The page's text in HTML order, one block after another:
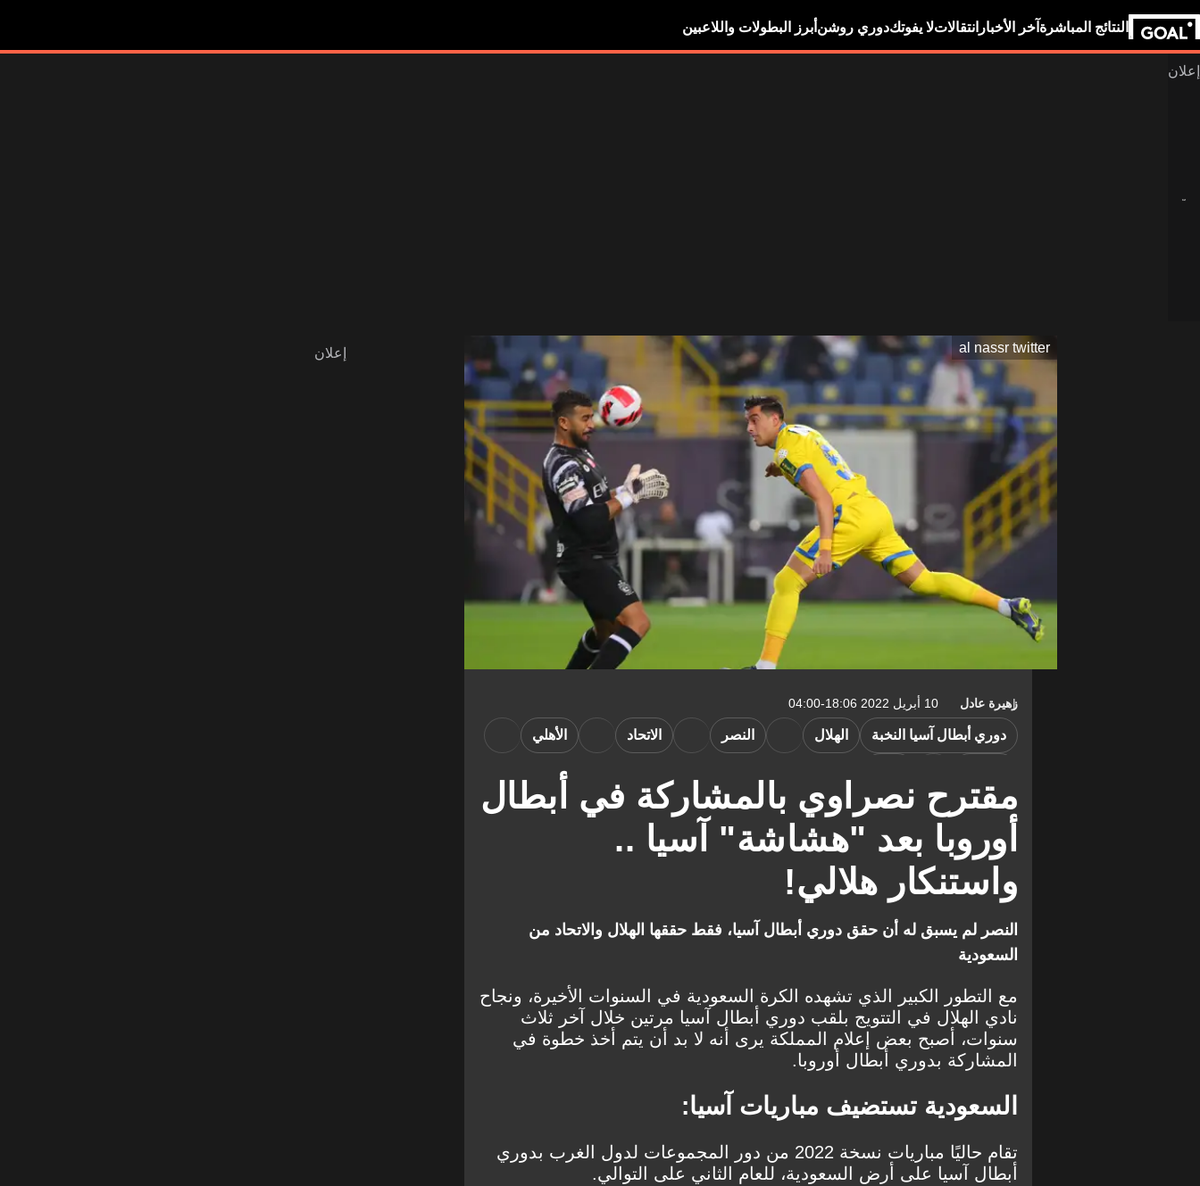
النتائج المباشرة آخر الأخبار انتقالاتلا يفوتكدوري روشن أبرز البطولات واللاعبين
al nassr twitter
زهيرة عادل 10 أبريل 2022 18:06-04:00
مقترح نصراوي بالمشاركة في أبطال
أوروبا بعد "هشاشة" آسيا ..
واستنكار هلالي!
دوري أبطال آسيا النخبة الهلال النصر الاتحاد الأهلي
النصر لم يسبق له أن حقق دوري أبطال آسيا، فقط حققها الهلال والاتحاد من
السعودية
مع التطور الكبير الذي تشهده الكرة السعودية في السنوات الأخيرة، ونجاح
نادي الهلال في التتويج بلقب دوري أبطال آسيا مرتين خلال آخر ثلاث
سنوات، أصبح بعض إعلام المملكة يرى أنه لا بد أن يتم أخذ خطوة في
المشاركة بدوري أبطال أوروبا.
السعودية تستضيف مباريات آسيا:
تقام حاليًا مباريات نسخة 2022 من دور المجموعات لدول الغرب بدوري
أبطال آسيا على أرض السعودية، للعام الثاني على التوالي.